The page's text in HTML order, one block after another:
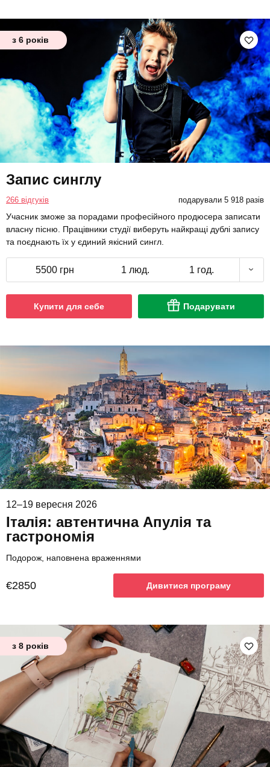
з 6 років
Запис синглу
266 відгуків подарували 5 918 разів
Учасник зможе за порадами професійного продюсера записати
власну пісню. Працівники студії виберуть найкращі дублі запису
та поєднають їх у єдиний якісний сингл.
5500 грн 1 люд. 1 год.
Купити для себе Подарувати
12–19 вересня 2026
Італія: автентична Апулія та
гастрономія
Подорож, наповнена враженнями
€2850 Дивитися програму
з 8 років